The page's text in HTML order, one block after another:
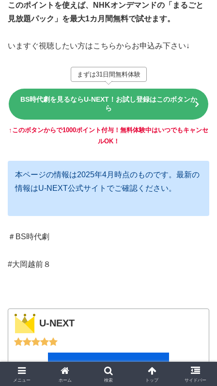
このポイントを使えば、NHKオンデマンドの「まるごと
見放題パック」を最大1カ月間無料で試せます。
いますぐ視聴したい方はこちらからお申込み下さい↓
まずは31日間無料体験
BS時代劇を見るならU-NEXT！お試し登録はこのボタンか
ら
↑このボタンからで1000ポイント付与！無料体験中はいつでもキャンセ
ルOK！
本ページの情報は2025年4月時点のものです。最新の
情報はU-NEXT公式サイトでご確認ください。
＃BS時代劇
#大岡越前８
U-NEXT
メニュー ホーム 検索 トップ サイドバー